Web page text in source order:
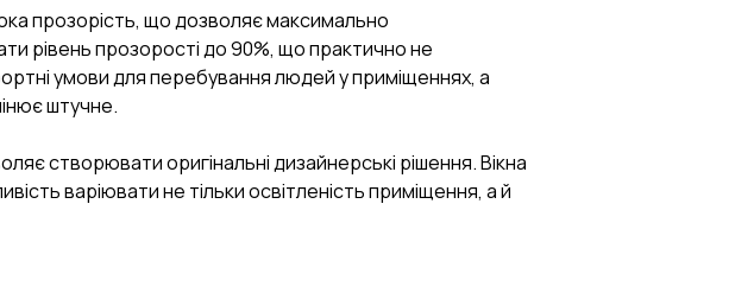
прозорість, що дозволяє максимально
рівень прозорості до 90%, що практично не
умови для перебування людей у приміщеннях, а
штучне.
створювати оригінальні дизайнерські рішення. Вікна
варіювати не тільки освітленість приміщення, а й